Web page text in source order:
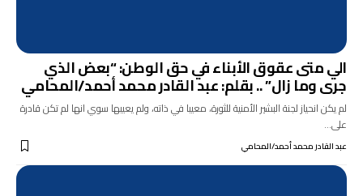
الي متى عقوق الأبناء في حق الوطن: “بعض الذي
جرى وما زال” .. بقلم: عبد القادر محمد أحمد/المحامي
لم يكن انحياز لجنة البشير الأمنية للثورة، معيبا في ذاته، ولم يعيبها سوي انها لم تكن قادرة
على…
عبد القادر محمد أحمد/المحامي